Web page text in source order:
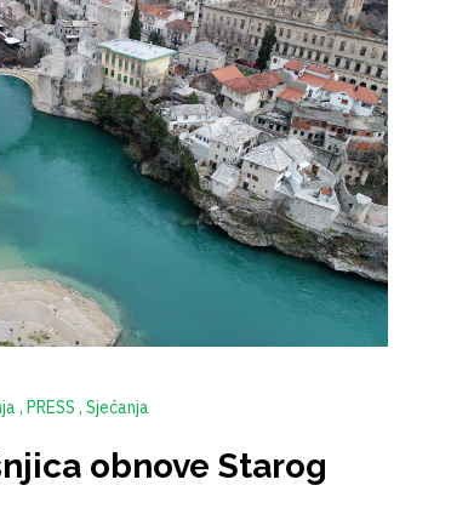
PRESS Sjećanja
obnove Starog